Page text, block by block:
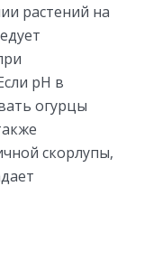
растений на
pH в
огурцы
скорлупы,